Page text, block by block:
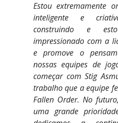
Estou extremamente
inteligente e
construindo e
impressionado com a
e promove o
nossas equipes de
começar com Stig
trabalho que a equipe
Fallen Order. No
uma grande